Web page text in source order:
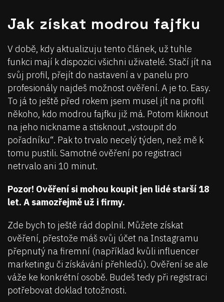
Jak získat modrou fajfku
V době, kdy aktualizuju tento článek, už tuhle
funkci mají k dispozici všichni uživatelé. Stačí jít na
svůj profil, přejít do nastavení a v panelu pro
profesionály najdeš možnost ověření. A je to. Easy.
To já to ještě před rokem jsem musel jít na profil
někoho, kdo modrou fajfku již má. Potom kliknout
na jeho nickname a stisknout „vstoupit do
pořadníku“. Pak to trvalo necelý týden, než mě k
tomu pustili. Samotné ověření po registraci
netrvalo ani 10 minut.
Pozor! Ověření si mohou koupit jen lidé starší 18
let. A samozřejmě už i firmy.
Zde bych to ještě rád doplnil. Můžete získat
ověření, přestože máš svůj účet na Instagramu
přepnutý na firemní (například kvůli influencer
marketingu či získávání přehledů). Ověření se ale
váže ke konkrétní osobě. Budeš tedy při registraci
potřebovat doklad totožnosti.